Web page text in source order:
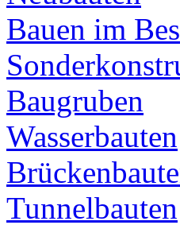
Bauen im
Baugruben
Wasserbauten
Tunnelbauten